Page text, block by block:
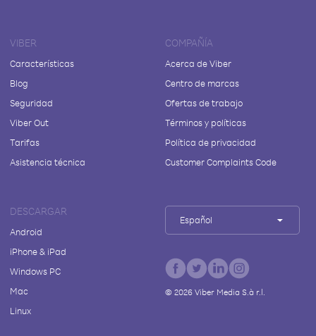
VIBER
Características
Blog
Seguridad
Viber Out
Tarifas
Asistencia técnica
COMPAÑÍA
Acerca de Viber
Centro de marcas
Ofertas de trabajo
Términos y políticas
Política de privacidad
Customer Complaints Code
DESCARGAR
Android
iPhone & iPad
Windows PC
Mac
Linux
Español
© 2026Viber Media S.à r.l.